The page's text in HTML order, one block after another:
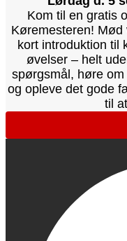
Kom til en gratis
Køremesteren! Mød
kort introduktion til
øvelser – helt
spørgsmål, høre
og opleve det gode
til